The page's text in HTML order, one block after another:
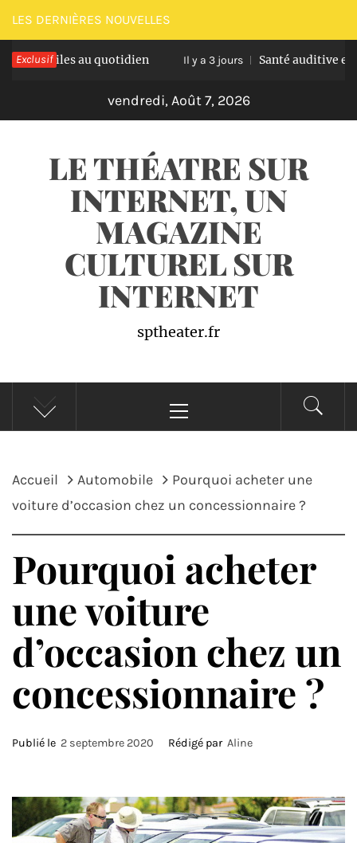
Passer
au
contenu
LES DERNIÈRES NOUVELLES
Exclusif
au quotidien Il y a 3 jours Santé auditive et âge
vendredi, Août 7, 2026
LE THÉATRE SUR
INTERNET, UN
MAGAZINE
CULTUREL SUR
INTERNET
sptheater.fr
principal
Accueil Automobile
Pourquoi acheter une
voiture d’occasion chez un concessionnaire ?
Pourquoi acheter
une voiture
d’occasion chez un
concessionnaire ?
Publié le 2 septembre 2020 Rédigé par Aline